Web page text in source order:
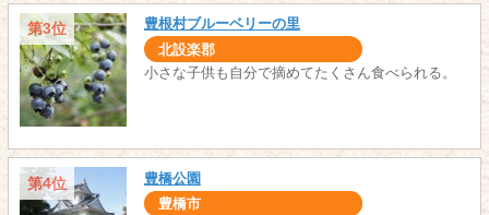
第3位 豊根村ブルーベリーの里
北設楽郡
小さな子供も自分で摘めてたくさん食べられる。
第4位 豊橋公園
豊橋市